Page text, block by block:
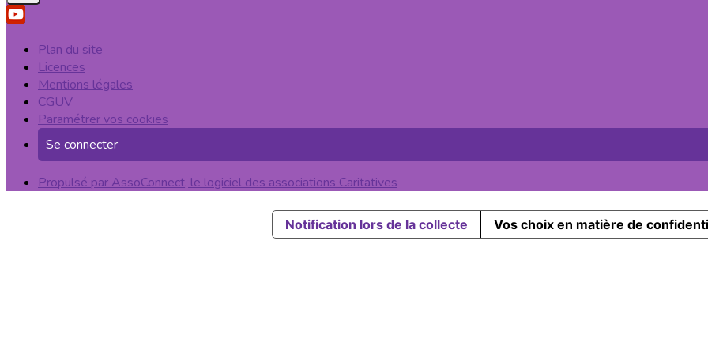
Plan du site
Licences
Mentions légales
CGUV
Paramétrer vos cookies
Se connecter
Propulsé par AssoConnect, le logiciel des associations Caritatives
Notification lors de la collecte Vos choix en matière de